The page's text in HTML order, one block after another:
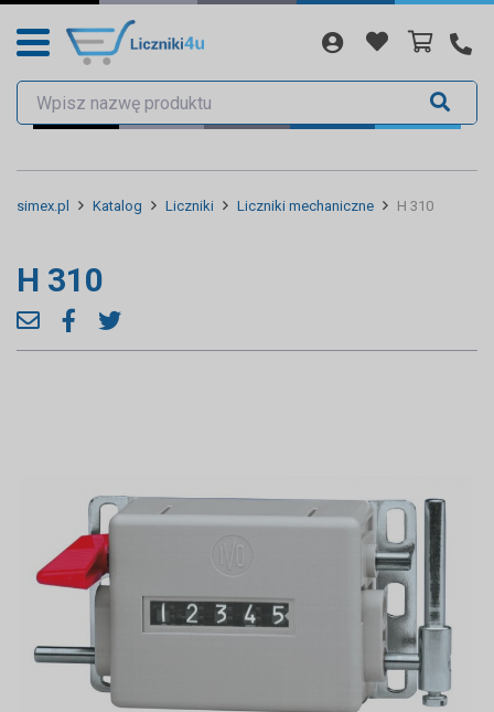
simex.pl Katalog Liczniki Liczniki mechaniczne H 310
H 310